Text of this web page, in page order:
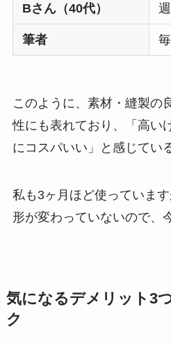
Bさん（40代）
筆者
このように、素材・縫製の
性にも表れており、「高い
にコスパいい」と感じてい
私も3ヶ月ほど使っていま
形が変わっていないので、
気になるデメリット3
ク